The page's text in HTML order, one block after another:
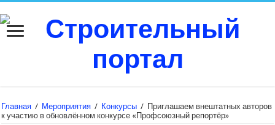
Главная / Мероприятия / Конкурсы / Приглашаем внештатных авторов
к участию в обновлённом конкурсе «Профсоюзный репортёр»